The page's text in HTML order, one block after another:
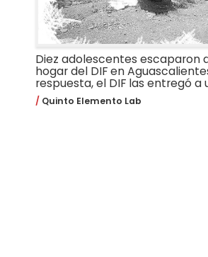
Diez adolescentes escaparon
hogar del DIF en
respuesta, el DIF las entregó a
Quinto Elemento Lab